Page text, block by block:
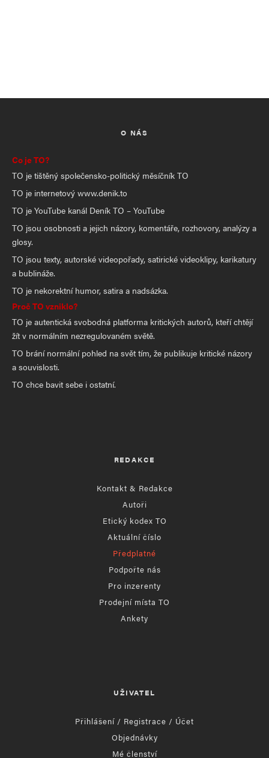
O NÁS
Co je TO?
TO je tištěný společensko-politický měsíčník TO
TO je internetový www.denik.to
TO je YouTube kanál Deník TO – YouTube
TO jsou osobnosti a jejich názory, komentáře, rozhovory, analýzy a
glosy.
TO jsou texty, autorské videopořady, satirické videoklipy, karikatury
a bublináže.
TO je nekorektní humor, satira a nadsázka.
Proč TO vzniklo?
TO je autentická svobodná platforma kritických autorů, kteří chtějí
žít v normálním nezregulovaném světě.
TO brání normální pohled na svět tím, že publikuje kritické názory
a souvislosti.
TO chce bavit sebe i ostatní.
REDAKCE
Kontakt & Redakce
Autoři
Etický kodex TO
Aktuální číslo
Předplatné
Podpořte nás
Pro inzerenty
Prodejní místa TO
Ankety
UŽIVATEL
Přihlášení / Registrace / Účet
Objednávky
Mé členství